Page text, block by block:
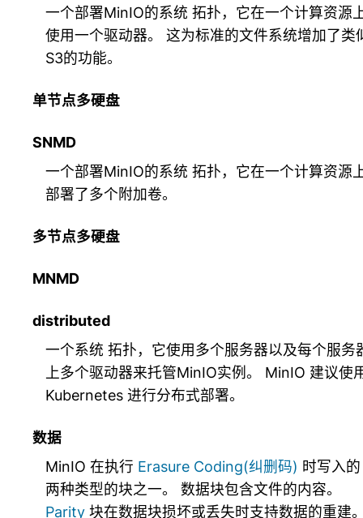
一个部署MinIO的系统 拓扑，它在一个计算资源
使用一个驱动器。 这为标准的文件系统增加了类
S3的功能。
单节点多硬盘
SNMD
一个部署MinIO的系统 拓扑，它在一个计算资源
部署了多个附加卷。
多节点多硬盘
MNMD
distributed
一个系统 拓扑，它使用多个服务器以及每个服务
上多个驱动器来托管MinIO实例。 MinIO 建议使
Kubernetes 进行分布式部署。
数据
MinIO 在执行 Erasure Coding(纠删码) 时写入的
两种类型的块之一。 数据块包含文件的内容。
Parity 块在数据块损坏或丢失时支持数据的重建